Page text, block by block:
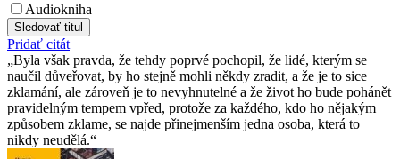
Audiokniha
Sledovať titul
Pridať citát
Byla však pravda, že tehdy poprvé pochopil, že lidé, kterým se
naučil důveřovat, by ho stejně mohli někdy zradit, a že je to sice
zklamání, ale zároveň je to nevyhnutelné a že život ho bude pohánět
pravidelným tempem vpřed, protože za každého, kdo ho nějakým
způsobem zklame, se najde přinejmenším jedna osoba, která to
nikdy neudělá.